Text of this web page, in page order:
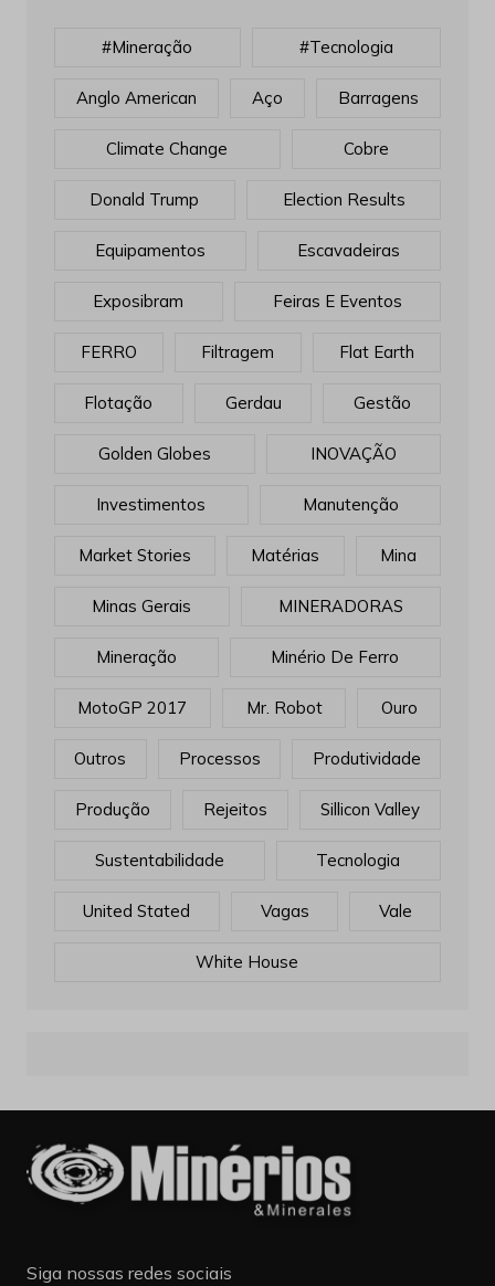
#mineração #tecnologia
Anglo American Aço Barragens
Climate Change Cobre
Donald Trump Election Results
Equipamentos Escavadeiras
Exposibram Feiras E Eventos
FERRO Filtragem Flat Earth
Flotação Gerdau Gestão
Golden Globes INOVAÇÃO
Investimentos Manutenção
Market Stories Matérias Mina
Minas Gerais MINERADORAS
Mineração Minério De Ferro
MotoGP 2017 Mr. Robot Ouro
Outros Processos Produtividade
Produção Rejeitos Sillicon Valley
Sustentabilidade Tecnologia
United Stated Vagas Vale
White House
Siga nossas redes sociais